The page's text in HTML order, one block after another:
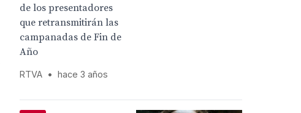
de los presentadores
que retransmitirán las
campanadas de Fin de
Año
RTVA • hace 3 años